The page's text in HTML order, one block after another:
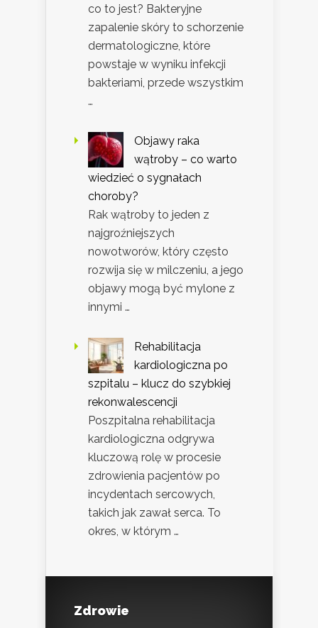
co to jest? Bakteryjne
zapalenie skóry to schorzenie
dermatologiczne, które
powstaje w wyniku infekcji
bakteriami, przede wszystkim
…
Objawy raka
wątroby – co warto
wiedzieć o sygnałach
choroby?
Rak wątroby to jeden z
najgroźniejszych
nowotworów, który często
rozwija się w milczeniu, a jego
objawy mogą być mylone z
innymi …
Rehabilitacja
kardiologiczna po
szpitalu – klucz do szybkiej
rekonwalescencji
Poszpitalna rehabilitacja
kardiologiczna odgrywa
kluczową rolę w procesie
zdrowienia pacjentów po
incydentach sercowych,
takich jak zawał serca. To
okres, w którym …
Zdrowie